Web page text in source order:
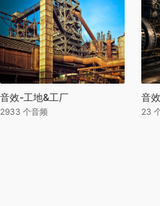
音效-工地&工厂
2933 个音频
音
23